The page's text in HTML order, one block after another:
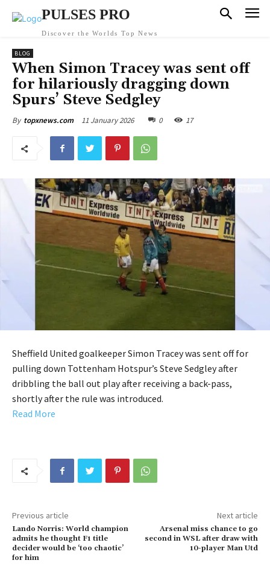
PULSES PRO
Discover the Worlds Top News
BLOG
When Simon Tracey was sent off
for hilariously dragging down
Spurs’ Steve Sedgley
By topxnews.com 11 January 2026 0 17
Sheffield United goalkeeper Simon Tracey was sent off for
pulling down Tottenham Hotspur’s Steve Sedgley after
dribbling the ball out play after receiving a back-pass,
shortly after the rule was introduced.
Read More
Previous article
Lando Norris: World champion
admits he thought F1 title
decider would be ‘too chaotic’
for him
Next article
Arsenal miss chance to go
second in WSL after draw with
10-player Man Utd